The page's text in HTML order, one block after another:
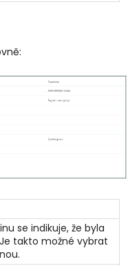
se indikuje, že byla
takto možné vybrat